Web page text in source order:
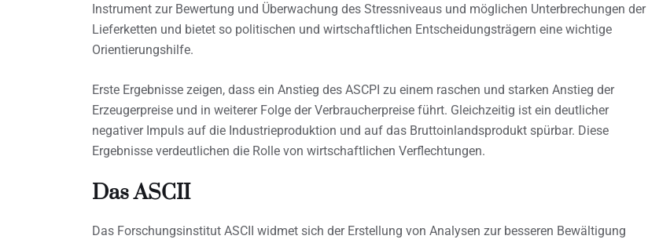
Instrument zur Bewertung und Überwachung des Stressniveaus und möglichen Unterbrechungen der
Lieferketten und bietet so politischen und wirtschaftlichen Entscheidungsträgern eine wichtige
Orientierungshilfe.
Erste Ergebnisse zeigen, dass ein Anstieg des ASCPI zu einem raschen und starken Anstieg der
Erzeugerpreise und in weiterer Folge der Verbraucherpreise führt. Gleichzeitig ist ein deutlicher
negativer Impuls auf die Industrieproduktion und auf das Bruttoinlandsprodukt spürbar. Diese
Ergebnisse verdeutlichen die Rolle von wirtschaftlichen Verflechtungen.
Das ASCII
Das Forschungsinstitut ASCII widmet sich der Erstellung von Analysen zur besseren Bewältigung